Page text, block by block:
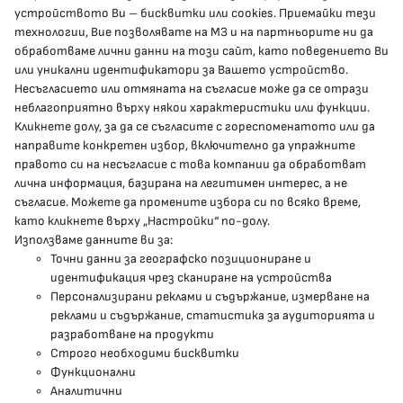
гр.София, 1000, пл. „Света Неделя“ №5
delovodstvo@mh.government.bg
presscenter@mh.government.bg
МЗ В СОЦИАЛНИТЕ МРЕЖИ
Facebook страница
Instragram профил
YouTube канал
Threads профил
Карта на сайта
Бисквитки
устройството Ви – бисквитки или cookies. Приемайки тези
технологии, Вие позволявате на МЗ и на партньорите ни да
обработваме лични данни на този сайт, като поведението Ви
или уникални идентификатори за Вашето устройство.
Несъгласието или отмяната на съгласие може да се отрази
неблагоприятно върху някои характеристики или функции.
Кликнете долу, за да се съгласите с гореспоменатото или да
направите конкретен избор, включително да упражните
правото си на несъгласие с това компании да обработват
лична информация, базирана на легитимен интерес, а не
съгласие. Можете да промените избора си по всяко време,
като кликнете върху „Настройки“ по-долу.
Използваме данните ви за:
Точни данни за географско позициониране и
идентификация чрез сканиране на устройства
Персонализирани реклами и съдържание, измерване на
реклами и съдържание, статистика за аудиторията и
разработване на продукти
Строго необходими бисквитки
Функционални
Аналитични